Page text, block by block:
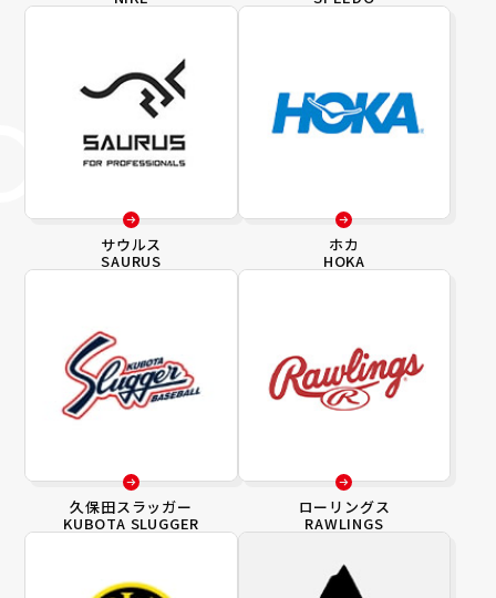
サウルス
SAURUS
ホカ
HOKA
久保田スラッガー
KUBOTA SLUGGER
ローリングス
RAWLINGS